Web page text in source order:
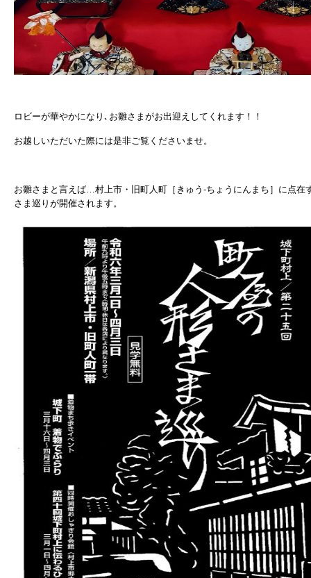
ロビーが華やかになり､お雛さまがお出迎えしてくれます！！
お越しいただいた際には是非ご覧くださいませ。
お雛さまと言えば…村上市・旧町人町［きゅう-ちょうにんまち］に点在
さま巡りが開催されます。